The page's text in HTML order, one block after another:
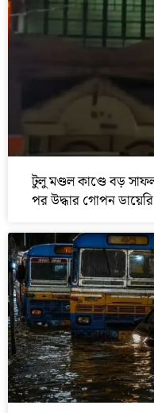
টুলু মণ্ডল কাণ্ডে বড়
পর উদ্ধার গোপন ডায়েরি